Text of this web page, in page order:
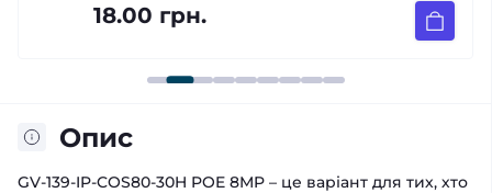
18.00 грн.
Опис
GV-139-IP-COS80-30H POE 8MP – це варіант для тих, хто